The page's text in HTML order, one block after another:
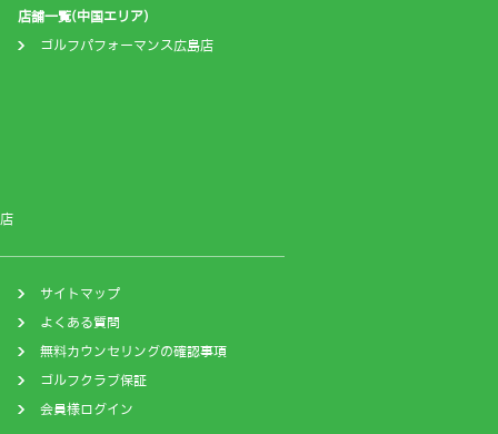
店舗一覧(中国エリア)
ゴルフパフォーマンス広島店
サイトマップ
よくある質問
無料カウンセリングの確認事項
ゴルフクラブ保証
会員様ログイン